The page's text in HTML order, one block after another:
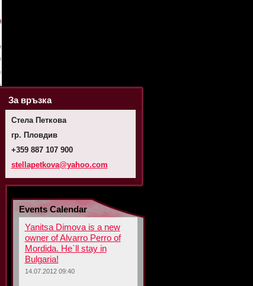
За връзка
Стела Петкова
гр. Пловдив
+359 887 107 900
stellapetkova@yahoo.com
Events Calendar
Yanitsa Dimova is a new
owner of Alvarro Perro of
Mordida. He`ll stay in
Bulgaria!
14.07.2012 09:40